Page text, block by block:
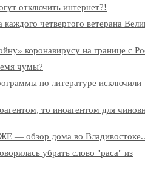
отключить интернет?!
четвертого ветерана
коронавирусу на границе с
чумы?
по литературе исключили
то иноагентом для
— обзор дома во
убрать слово "раса" из